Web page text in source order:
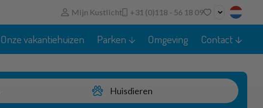
Mijn Kustlicht +31 (0)118 - 56 18 09
Geen favorieten
U kunt zoekopdrachten, parken en huizen toevoegen
te klikken.
Onze vakantiehuizen Parken Omgeving Contact
Huisdieren